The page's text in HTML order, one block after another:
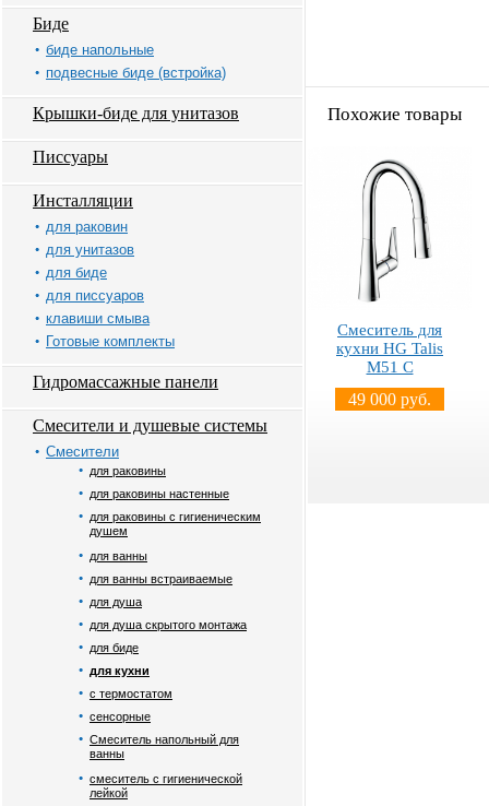
Биде
биде напольные
подвесные биде (встройка)
Крышки-биде для унитазов
Писсуары
Инсталляции
для раковин
для унитазов
для биде
для писсуаров
клавиши смыва
Готовые комплекты
Гидромассажные панели
Смесители и душевые системы
Смесители
для раковины
для раковины настенные
для раковины с гигиеническим
душем
для ванны
для ванны встраиваемые
для душа
для душа скрытого монтажа
для биде
для кухни
с термостатом
сенсорные
Смеситель напольный для
ванны
смеситель с гигиенической
лейкой
Похожие товары
Смеситель для
кухни HG Talis
M51 С
49 000 руб.